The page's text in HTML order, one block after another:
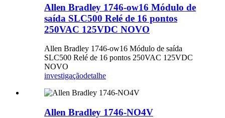
Allen Bradley 1746-ow16 Módulo de
saída SLC500 Relé de 16 pontos
250VAC 125VDC NOVO
Allen Bradley 1746-ow16 Módulo de saída
SLC500 Relé de 16 pontos 250VAC 125VDC
NOVO
investigaçãodetalhe
Allen Bradley 1746-NO4V